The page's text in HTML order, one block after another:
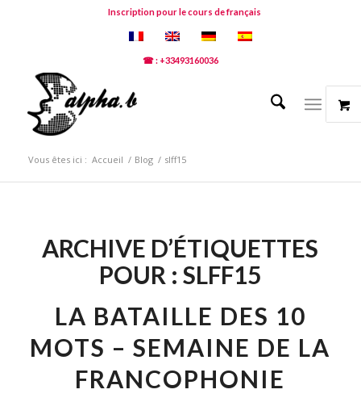
Inscription pour le cours de français
☎ : +33493160036
Vous êtes ici : Accueil / Blog / slff15
ARCHIVE D’ÉTIQUETTES
POUR :SLFF15
LA BATAILLE DES 10
MOTS – SEMAINE DE LA
FRANCOPHONIE